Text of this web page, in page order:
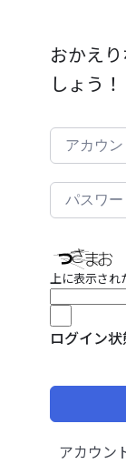
おかえ
しょう！
上に表示され
ログイン
アカウン